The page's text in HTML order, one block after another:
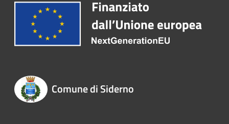
Comune di Siderno